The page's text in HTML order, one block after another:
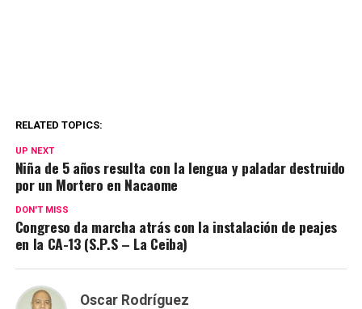
RELATED TOPICS:
UP NEXT
Niña de 5 años resulta con la lengua y paladar destruido
por un Mortero en Nacaome
DON'T MISS
Congreso da marcha atrás con la instalación de peajes
en la CA-13 (S.P.S – La Ceiba)
Oscar Rodríguez